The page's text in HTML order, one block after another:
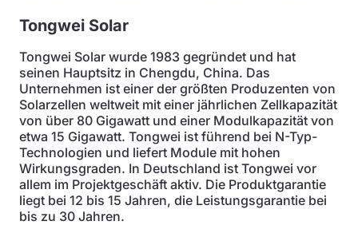
Tongwei Solar
Tongwei Solar wurde 1983 gegründet und hat
seinen Hauptsitz in Chengdu, China. Das
Unternehmen ist einer der größten Produzenten von
Solarzellen weltweit mit einer jährlichen Zellkapazität
von über 80 Gigawatt und einer Modulkapazität von
etwa 15 Gigawatt. Tongwei ist führend bei N-Typ-
Technologien und liefert Module mit hohen
Wirkungsgraden. In Deutschland ist Tongwei vor
allem im Projektgeschäft aktiv. Die Produktgarantie
liegt bei 12 bis 15 Jahren, die Leistungsgarantie bei
bis zu 30 Jahren.